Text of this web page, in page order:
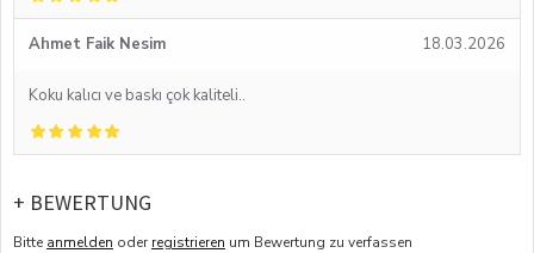
Ahmet Faik Nesim 18.03.2026
Koku kalıcı ve baskı çok kaliteli..
+ BEWERTUNG
Bitte anmelden oderregistrieren um Bewertung zu verfassen